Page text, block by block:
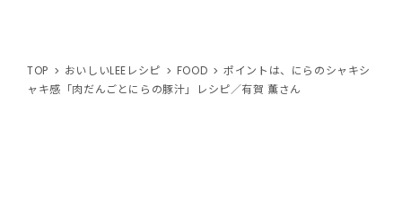
TOP おいしいLEEレシピ FOOD
ポイントは、にらのシャキシ
ャキ感「肉だんごとにらの豚汁」レシピ／有賀 薫さん